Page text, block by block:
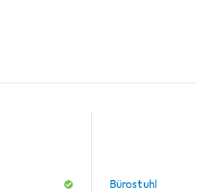
Bürostuhl